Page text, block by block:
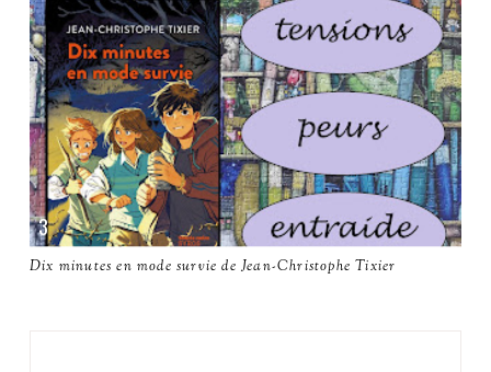
Dix minutes en mode survie de Jean-Christophe Tixier